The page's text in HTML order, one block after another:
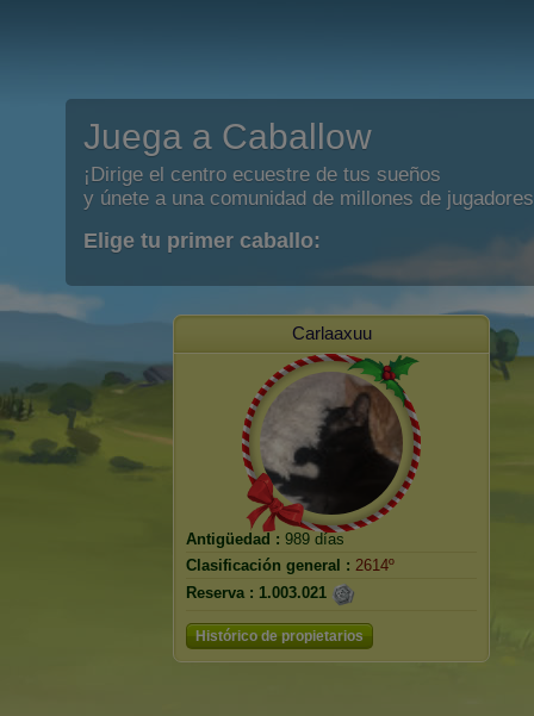
Juega a Caballow
¡Dirige el centro ecuestre de tus sueños
y únete a una comunidad de millones de
Elige tu primer caballo:
Carlaaxuu
Antigüedad : 989 días
Clasificación general : 2614º
Reserva : 1.003.021
Histórico de propietarios